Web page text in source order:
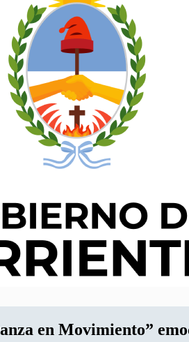
en Movimiento”